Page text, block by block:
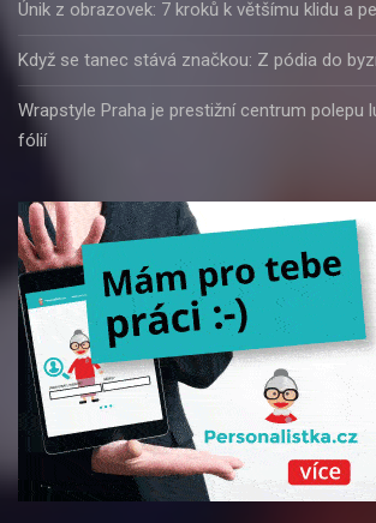
Únik z obrazovek: 7 kroků k většímu klidu a
Když se tanec stává značkou: Z pódia do
Wrapstyle Praha je prestižní centrum polepu
fólií